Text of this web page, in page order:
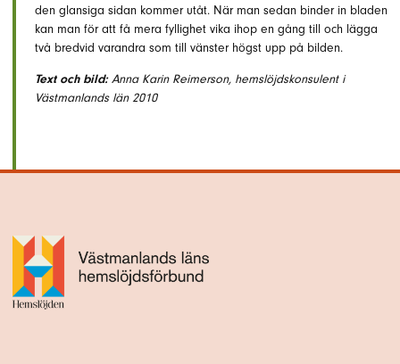
den glansiga sidan kommer utåt. När man sedan binder in bladen
kan man för att få mera fyllighet vika ihop en gång till och lägga
två bredvid varandra som till vänster högst upp på bilden.
Text och bild:Anna Karin Reimerson, hemslöjdskonsulent i
Västmanlands län 2010